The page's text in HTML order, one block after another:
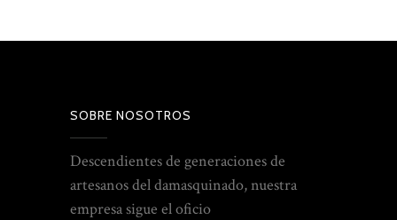
SOBRE NOSOTROS
Descendientes de generaciones de
artesanos del damasquinado, nuestra
empresa sigue el oficio